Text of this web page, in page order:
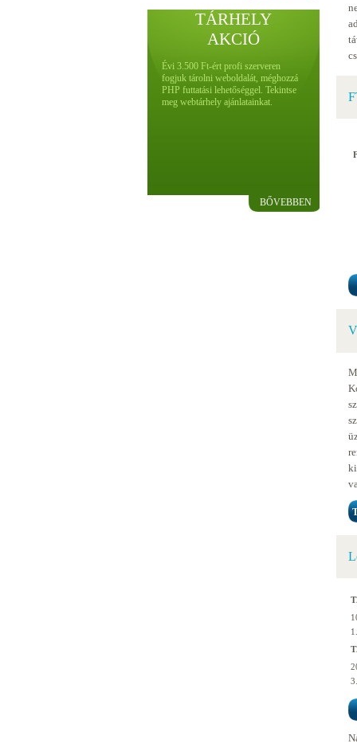
TÁRHELY
AKCIÓ
Évi 3.500 Ft-ért profi szerveren
fogjuk tárolni weboldalát, méghozzá
PHP futtatási lehetőséggel. Tekintse
meg webtárhely ajánlatainkat.
BŐVEBBEN